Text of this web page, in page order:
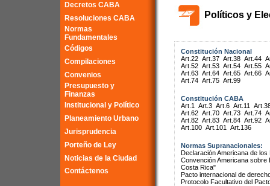
Decretos CABA
Resoluciones CABA
Normas
Fundamentales
Códigos
Compilaciones
Convenios
Presupuesto y
Finanzas
Institucional y Político
Planeamiento Urbano
Jurisprudencia
Porteño de Ley
Noticias de la Ciudad
Contáctenos
Políticos y
Constitución Nacional
Art.22 Art.37 Art.38 Art.44
Art.52 Art.53 Art.54 Art.55
Art.63 Art.64 Art.65 Art.66
Art.74 Art.75 Art.99
Constitución CABA
Art.1
Art.3 Art.6 Art.11
Art.62 Art.70 Art.73 Art.74
Art.82 Art.83 Art.84 Art.92
Art.100 Art.101 Art.136
Normas Supranacionales:
Declaración Americana de
Convención Americana
Costa Rica"
Pacto internacional de
Protocolo Facultativo del